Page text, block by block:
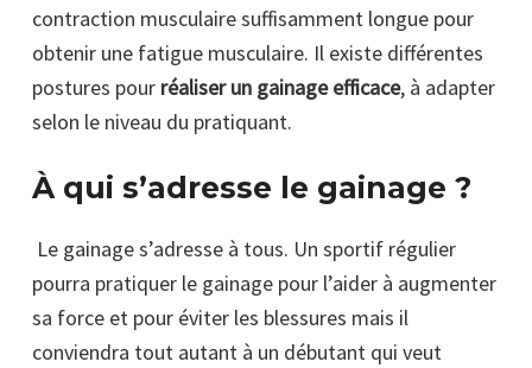
contraction musculaire suffisamment longue pour
obtenir une fatigue musculaire. Il existe différentes
postures pour réaliser un gainage efficace, à adapter
selon le niveau du pratiquant.
À qui s’adresse le gainage ?
Le gainage s’adresse à tous. Un sportif régulier
pourra pratiquer le gainage pour l’aider à augmenter
sa force et pour éviter les blessures mais il
conviendra tout autant à un débutant qui veut